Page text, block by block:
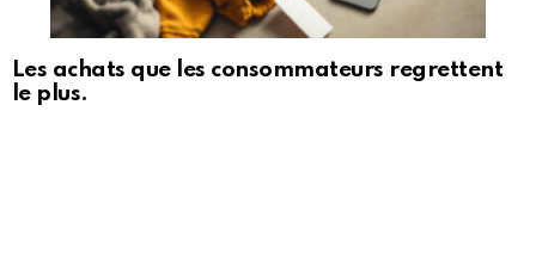
Les achats que les consommateurs regrettent
le plus.